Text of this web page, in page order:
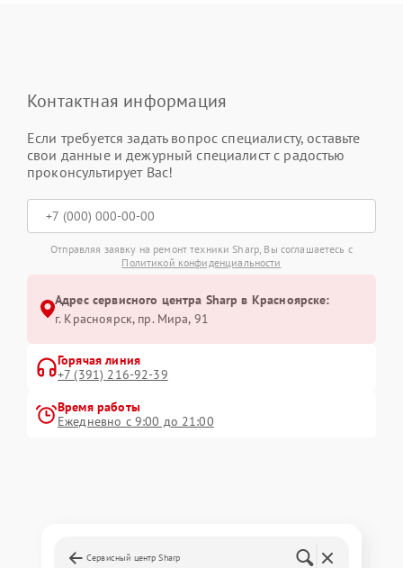
Контактная информация
Если требуется задать вопрос специалисту, оставьте
свои данные и дежурный специалист с радостью
проконсультирует Вас!
Отправляя заявку на ремонт техники Sharp, Вы соглашаетесь с
Политикой конфиденциальности
Адрес сервисного центра Sharp в Красноярске:
г. Красноярск, ​пр. Мира, 91
Горячая линия
+7 (391) 216-92-39
Время работы
Ежедневно с 9:00 до 21:00
Сервисный центр Sharp